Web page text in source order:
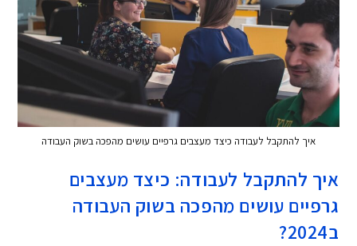
איך להתקבל לעבודה כיצד מעצבים גרפיים עושים מהפכה בשוק העבודה
איך להתקבל לעבודה: כיצד מעצבים
גרפיים עושים מהפכה בשוק העבודה
ב2024?